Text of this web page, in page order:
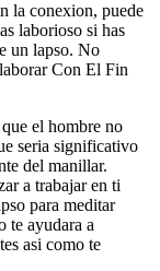
la conexion, puede
laborioso si has
un lapso. No
Con El Fin
el hombre no
seri­a significativo
del manillar.
a trabajar en ti
para meditar
te ayudara a
asi­ como te